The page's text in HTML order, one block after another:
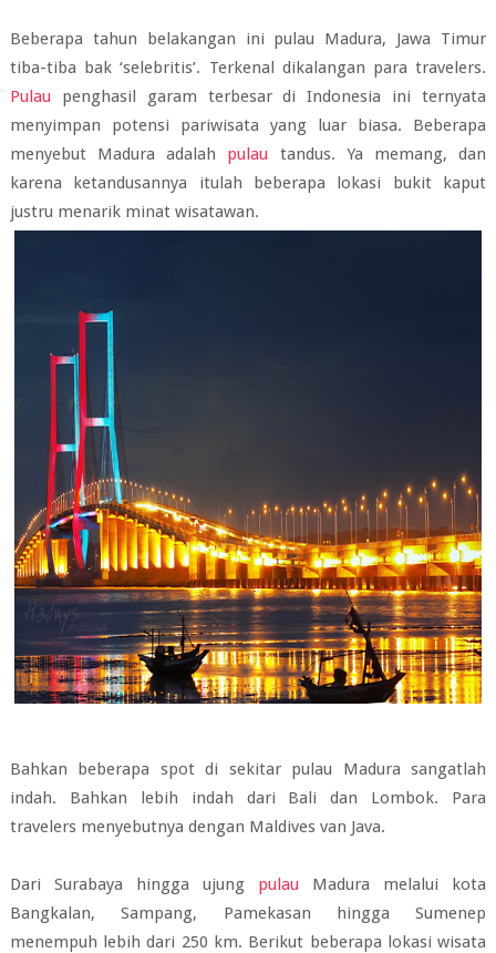
Beberapa tahun belakangan ini pulau Madura, Jawa Timur
tiba-tiba bak ‘selebritis’. Terkenal dikalangan para travelers.
Pulau penghasil garam terbesar di Indonesia ini ternyata
menyimpan potensi pariwisata yang luar biasa. Beberapa
menyebut Madura adalah pulau tandus. Ya memang, dan
karena ketandusannya itulah beberapa lokasi bukit kaput
justru menarik minat wisatawan.
Bahkan beberapa spot di sekitar pulau Madura sangatlah
indah. Bahkan lebih indah dari Bali dan Lombok. Para
travelers menyebutnya dengan Maldives van Java.
Dari Surabaya hingga ujung pulau Madura melalui kota
Bangkalan, Sampang, Pamekasan hingga Sumenep
menempuh lebih dari 250 km. Berikut beberapa lokasi wisata